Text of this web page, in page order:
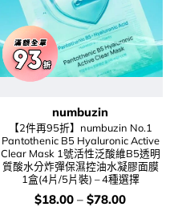
numbuzin
【2件再95折】numbuzin No.1
Pantothenic B5 Hyaluronic Active
Clear Mask 1號活性泛酸維B5透明
質酸水分炸彈保濕控油水凝膠面膜
1盒(4片/5片裝) – 4種選擇
價
錢：
$18.00 – $78.00